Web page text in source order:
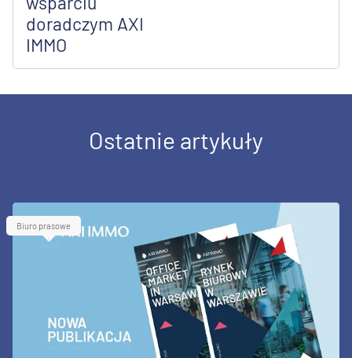
doradczym AXI
IMMO
Ostatnie artykuły
Biuro prasowe